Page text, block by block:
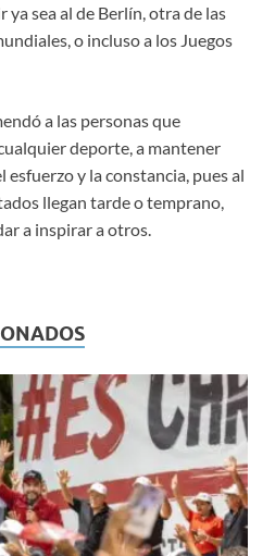
ya sea al de Berlín, otra de las
o incluso a los Juegos
a las personas que
deporte, a mantener
y la constancia, pues al
llegan tarde o temprano,
a inspirar a otros.